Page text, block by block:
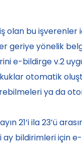
olan bu işverenler
geriye yönelik
e-bildirge v.2
otomatik
ya da
21’i ila 23’ü
ay bildirimleri için